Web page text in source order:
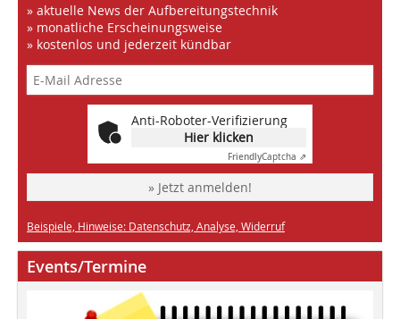
» aktuelle News der Aufbereitungstechnik
» monatliche Erscheinungsweise
» kostenlos und jederzeit kündbar
Anti-Roboter-Verifizierung
Hier klicken
FriendlyCaptcha ⇗
» Jetzt anmelden!
Beispiele, Hinweise: Datenschutz, Analyse, Widerruf
Events/Termine